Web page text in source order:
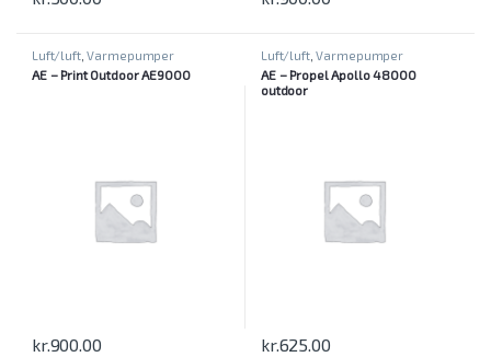
Luft/luft,Varmepumper
AE – Print Outdoor AE9000
kr.900.00
Luft/luft,Varmepumper
AE – Propel Apollo 48000
outdoor
kr.625.00